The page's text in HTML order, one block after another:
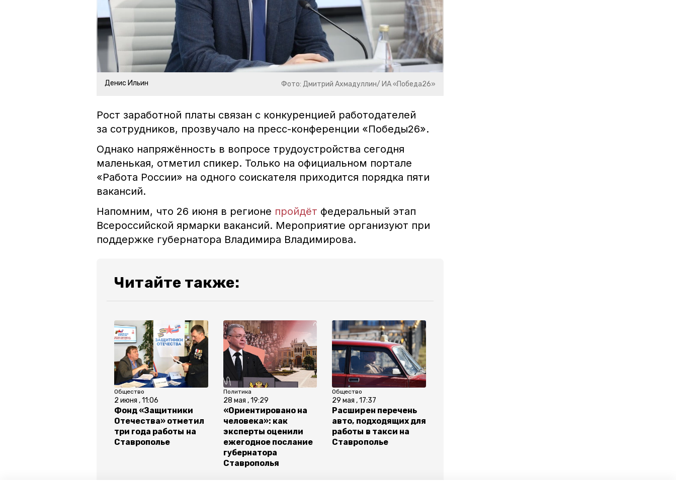
Денис Ильин Фото: Дмитрий Ахмадуллин/ ИА «Победа26»
Рост заработной платы связан с конкуренцией работодателей
за сотрудников, прозвучало на пресс-конференции «Победы26».
Однако напряжённость в вопросе трудоустройства сегодня
маленькая, отметил спикер. Только на официальном портале
«Работа России» на одного соискателя приходится порядка пяти
вакансий.
Напомним, что 26 июня в регионе пройдёт федеральный этап
Всероссийской ярмарки вакансий. Мероприятие организуют при
поддержке губернатора Владимира Владимирова.
Читайте также:
Общество
2 июня , 11:06
Фонд «Защитники
Отечества» отметил
три года работы на
Ставрополье
Политика
28 мая , 19:29
«Ориентировано на
человека»: как
эксперты оценили
ежегодное послание
губернатора
Ставрополья
Общество
29 мая , 17:37
Расширен перечень
авто, подходящих для
работы в такси на
Ставрополье